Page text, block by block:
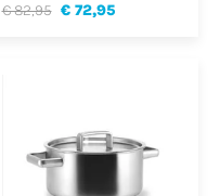
€ 82,95 € 72,95